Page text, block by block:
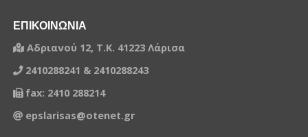
ΕΠΙΚΟΙΝΩΝΙΑ
Αδριανού 12, Τ.Κ. 41223 Λάρισα
2410288241 & 2410288243
fax: 2410 288214
epslarisas@otenet.gr